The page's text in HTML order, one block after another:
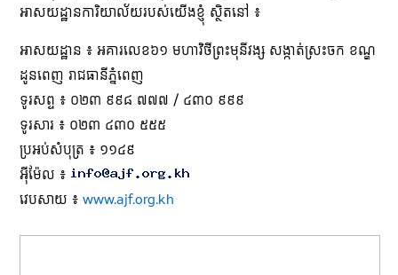
អាសយដ្ឋាន​ការិយាល័យ​របស់​យើង​ខ្ញុំ ស្ថិត​នៅ ៖
អាសយដ្ឋាន ៖ អគារ​លេខ៦១ មហាវិថី​ព្រះមុនីវង្ស សង្កាត់​ស្រះចក ខណ្ឌ
ដូនពេញ រាជធានីភ្នំពេញ
ទូរសព្ទ ៖ ០២៣ ៩៩៨ ៧៧៧ / ៤៣០ ៩៩៩
ទូរសារ ៖ ០២៣ ៤៣០ ៥៥៥
ប្រអប់សំបុត្រ ៖ ១១៤៩
អ៊ីម៉ែល ៖
វេបសាយ ៖www.ajf.org.kh